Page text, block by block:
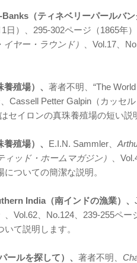
（ティネベリーパールバン
1日）、295-302ページ（1865年
ヤー・ラウンド）
、Vol.17、
殖場）、 著者不明、“The
Cassell Petter Galpin（カッセ
セイロンの真珠養殖場の短い説
殖場）、 E.I.N. Sammler、
ッド・ホームマガジン）
、
ついての簡潔な説明。
India（南インドの漁業）、
、Vol.62、No.124、239-255ペ
て説明します。
ルを探して）、 著者不明、